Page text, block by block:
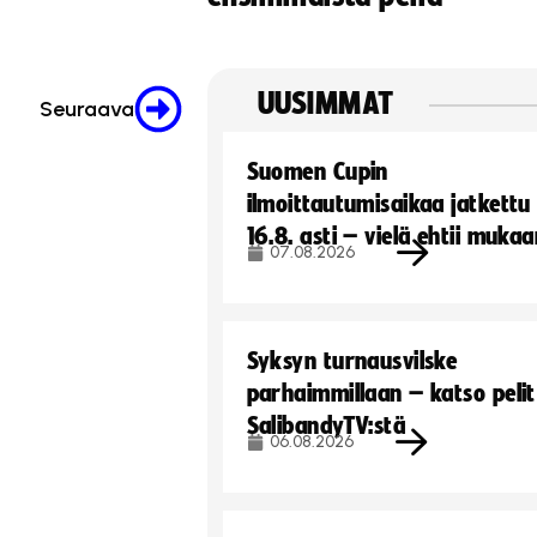
Seuraava UUSIMMAT
Suomen Cupin
ilmoittautumisaikaa jatkettu
16.8. asti – vielä ehtii
07.08.2026
Syksyn turnausvilske
parhaimmillaan – katso pelit
SalibandyTV:stä
06.08.2026